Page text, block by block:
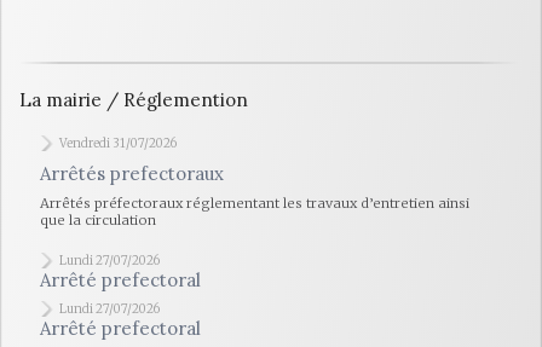
La mairie / Réglemention
Vendredi 31/07/2026
Arrêtés prefectoraux
Arrêtés préfectoraux réglementant les travaux d’entretien ainsi
que la circulation
Lundi 27/07/2026
Arrêté prefectoral
Lundi 27/07/2026
Arrêté prefectoral